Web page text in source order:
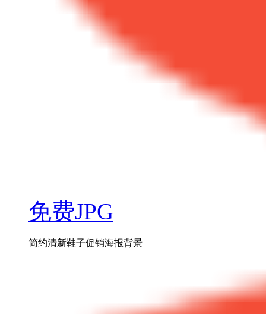
免费JPG
简约清新鞋子促销海报背景